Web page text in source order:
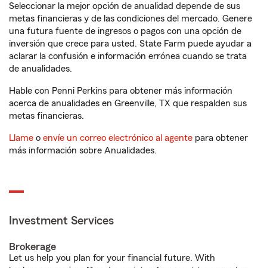
Seleccionar la mejor opción de anualidad depende de sus
metas financieras y de las condiciones del mercado. Genere
una futura fuente de ingresos o pagos con una opción de
inversión que crece para usted. State Farm puede ayudar a
aclarar la confusión e información errónea cuando se trata
de anualidades.
Hable con Penni Perkins para obtener más información
acerca de anualidades en Greenville, TX que respalden sus
metas financieras.
Llame o envíe un correo electrónico al agente para obtener
más información sobre Anualidades.
Investment Services
Brokerage
Let us help you plan for your financial future. With